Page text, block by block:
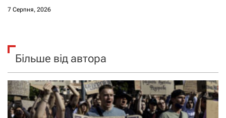
7 Серпня, 2026
Більше від автора